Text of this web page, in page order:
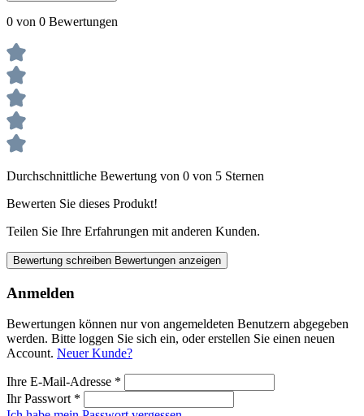
0 von 0 Bewertungen
Durchschnittliche Bewertung von 0 von 5 Sternen
Bewerten Sie dieses Produkt!
Teilen Sie Ihre Erfahrungen mit anderen Kunden.
Bewertung schreiben Bewertungen anzeigen
Anmelden
Bewertungen können nur von angemeldeten Benutzern abgegeben
werden. Bitte loggen Sie sich ein, oder erstellen Sie einen neuen
Account. Neuer Kunde?
Ihre E-Mail-Adresse *
Ihr Passwort *